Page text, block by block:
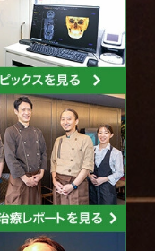
スなかみ合わせ」
ろしいかと思いま
のある方は一度当
な歯科医師がおり
合的に診断してご